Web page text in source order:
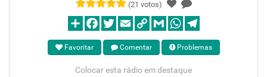
(21 votos)
Favoritar Comentar Problemas
Colocar esta rádio em destaque